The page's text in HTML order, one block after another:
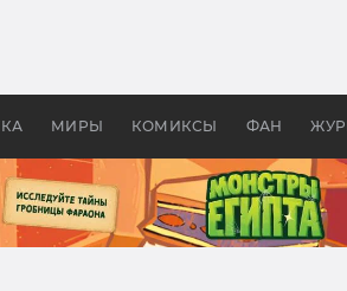
МИРЫ КОМИКСЫ ФАН
в России —
бы